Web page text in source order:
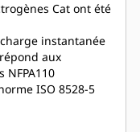
Cat ont été
instantanée
aux
ISO 8528-5